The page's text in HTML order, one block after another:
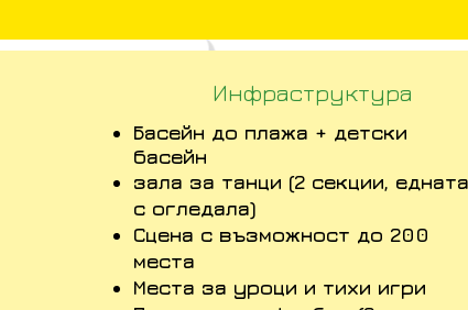
Инфраструктура
Басейн до плажа + детски
басейн
зала за танци (2 секции, едната
с огледала)
Сцена с възможност до 200
места
Места за уроци и тихи игри